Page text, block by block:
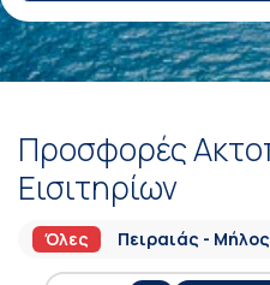
Προσφορές
Εισιτηρίων
Όλες Πειραιάς -